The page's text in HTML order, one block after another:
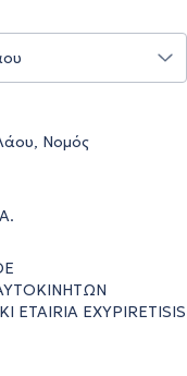
Νομός
ETAIRIA EXYPIRETISIS